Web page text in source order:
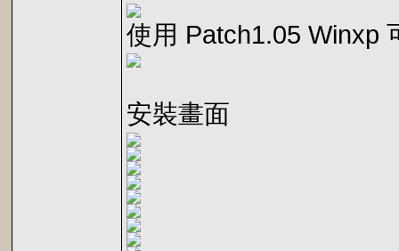
使用 Patch1.05 Winxp
安裝畫面